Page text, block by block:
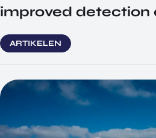
improved detection
ARTIKELEN